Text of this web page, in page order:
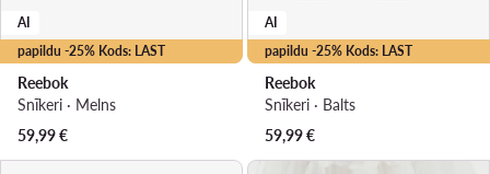
papildu -25% Kods: LAST
AI
Reebok
Snīkeri · Melns
59,99€
papildu -25% Kods: LAST
AI
Reebok
Snīkeri · Balts
59,99€